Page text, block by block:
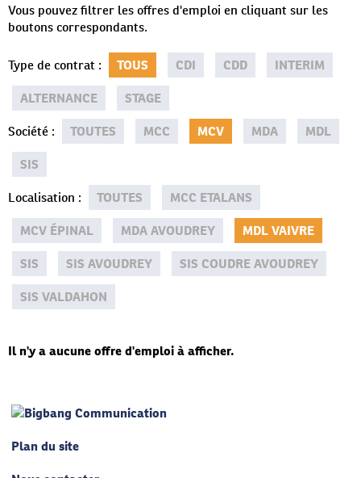
Vous pouvez filtrer les offres d'emploi en cliquant sur les
boutons correspondants.
Type de contrat : TOUS CDI CDD
INTERIM
ALTERNANCE
STAGE
Société : TOUTES MCC MCV MDA
MDL
SIS
Localisation : TOUTES
MCC ETALANS
MCV ÉPINAL
MDA AVOUDREY
MDL VAIVRE
SIS
SIS AVOUDREY
SIS COUDRE AVOUDREY
SIS VALDAHON
Il n'y a aucune offre d'emploi à afficher.
Plan du site